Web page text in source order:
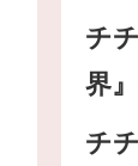
チ
界
チ